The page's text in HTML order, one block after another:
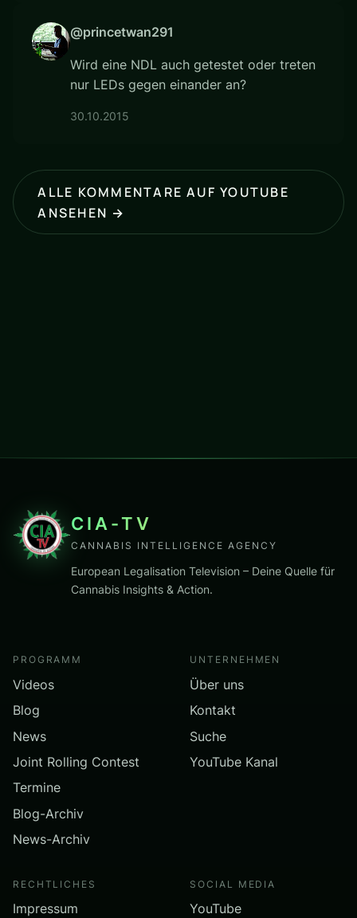
@princetwan291
Wird eine NDL auch getestet oder treten
nur LEDs gegen einander an?
30.10.2015
ALLE KOMMENTARE AUF YOUTUBE
ANSEHEN →
CIA-TV
CANNABIS INTELLIGENCE AGENCY
European Legalisation Television – Deine Quelle für
Cannabis Insights & Action.
PROGRAMM
Videos
Blog
News
Joint Rolling Contest
Termine
Blog-Archiv
News-Archiv
UNTERNEHMEN
Über uns
Kontakt
Suche
YouTube Kanal
RECHTLICHES
Impressum
SOCIAL MEDIA
YouTube